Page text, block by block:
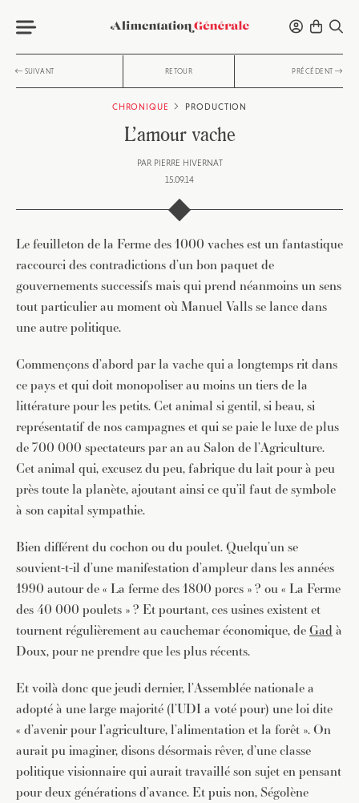
SUIVANT RETOUR PRÉCÉDENT
CHRONIQUE PRODUCTION
L’amour vache
PAR PIERRE HIVERNAT
15.09.14
Le feuilleton de la Ferme des 1000 vaches est un fantastique
raccourci des contradictions d’un bon paquet de
gouvernements successifs mais qui prend néanmoins un sens
tout particulier au moment où Manuel Valls se lance dans
une autre politique.
Commençons d’abord par la vache qui a longtemps rit dans
ce pays et qui doit monopoliser au moins un tiers de la
littérature pour les petits. Cet animal si gentil, si beau, si
représentatif de nos campagnes et qui se paie le luxe de plus
de 700 000 spectateurs par an au Salon de l’Agriculture.
Cet animal qui, excusez du peu, fabrique du lait pour à peu
près toute la planète, ajoutant ainsi ce qu’il faut de symbole
à son capital sympathie.
Bien différent du cochon ou du poulet. Quelqu’un se
souvient-t-il d’une manifestation d’ampleur dans les années
1990 autour de « La ferme des 1800 porcs » ? ou « La Ferme
des 40 000 poulets » ? Et pourtant, ces usines existent et
tournent régulièrement au cauchemar économique, deGad à
Doux, pour ne prendre que les plus récents.
Et voilà donc que jeudi dernier, l’Assemblée nationale a
adopté à une large majorité (l’UDI a voté pour) une loi dite
« d’avenir pour l’agriculture, l’alimentation et la forêt ». On
aurait pu imaginer, disons désormais rêver, d’une classe
politique visionnaire qui aurait travaillé son sujet en pensant
pour deux générations d’avance. Et puis non, Ségolène